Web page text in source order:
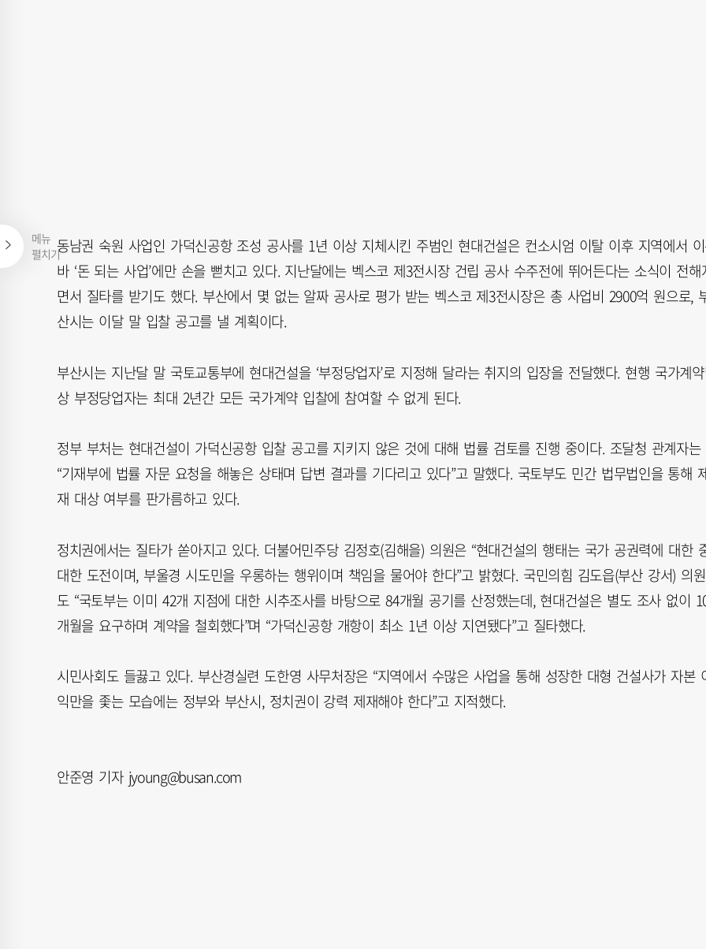
메뉴
펼치기동남권 숙원 사업인 가덕신공항 조성 공사를 1년 이상 지체시킨 주범인 현대건설은 컨소시엄 이탈 이후 지역에서
바 ‘돈 되는 사업’에만 손을 뻗치고 있다. 지난달에는 벡스코 제3전시장 건립 공사 수주전에 뛰어든다는 소식이 전해
면서 질타를 받기도 했다. 부산에서 몇 없는 알짜 공사로 평가 받는 벡스코 제3전시장은 총 사업비 2900억 원으로,
산시는 이달 말 입찰 공고를 낼 계획이다.
부산시는 지난달 말 국토교통부에 현대건설을 ‘부정당업자’로 지정해 달라는 취지의 입장을 전달했다. 현행 국가계
상 부정당업자는 최대 2년간 모든 국가계약 입찰에 참여할 수 없게 된다.
정부 부처는 현대건설이 가덕신공항 입찰 공고를 지키지 않은 것에 대해 법률 검토를 진행 중이다. 조달청 관계자는
“기재부에 법률 자문 요청을 해놓은 상태며 답변 결과를 기다리고 있다”고 말했다. 국토부도 민간 법무법인을 통해
재 대상 여부를 판가름하고 있다.
정치권에서는 질타가 쏟아지고 있다. 더불어민주당 김정호(김해을) 의원은 “현대건설의 행태는 국가 공권력에 대한
대한 도전이며, 부울경 시도민을 우롱하는 행위이며 책임을 물어야 한다”고 밝혔다. 국민의힘 김도읍(부산 강서) 의원
도 “국토부는 이미 42개 지점에 대한 시추조사를 바탕으로 84개월 공기를 산정했는데, 현대건설은 별도 조사 없이
개월을 요구하며 계약을 철회했다”며 “가덕신공항 개항이 최소 1년 이상 지연됐다”고 질타했다.
시민사회도 들끓고 있다. 부산경실련 도한영 사무처장은 “지역에서 수많은 사업을 통해 성장한 대형 건설사가 자본
익만을 좇는 모습에는 정부와 부산시, 정치권이 강력 제재해야 한다”고 지적했다.
안준영 기자 jyoung@busan.com